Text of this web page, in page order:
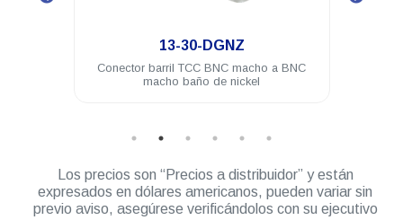
13-30-DGNZ
Conector barril TCC BNC macho a BNC
macho baño de nickel
Los precios son “Precios a distribuidor” y están
expresados en dólares americanos, pueden variar sin
previo aviso, asegúrese verificándolos con su ejecutivo